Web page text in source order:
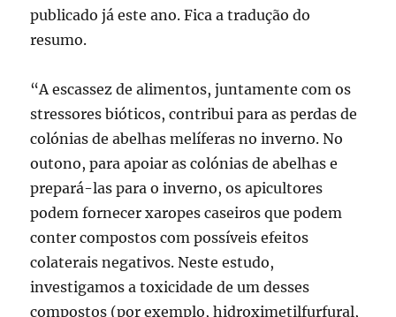
publicado já este ano. Fica a tradução do
resumo.
“A escassez de alimentos, juntamente com os
stressores bióticos, contribui para as perdas de
colónias de abelhas melíferas no inverno. No
outono, para apoiar as colónias de abelhas e
prepará-las para o inverno, os apicultores
podem fornecer xaropes caseiros que podem
conter compostos com possíveis efeitos
colaterais negativos. Neste estudo,
investigamos a toxicidade de um desses
compostos (por exemplo, hidroximetilfurfural,